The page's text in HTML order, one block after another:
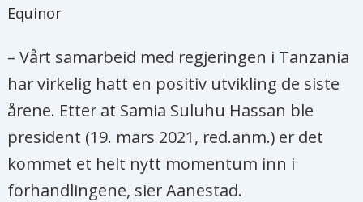
Equinor
– Vårt samarbeid med regjeringen i Tanzania
har virkelig hatt en positiv utvikling de siste
årene. Etter at Samia Suluhu Hassan ble
president (19. mars 2021, red.anm.) er det
kommet et helt nytt momentum inn i
forhandlingene, sier Aanestad.